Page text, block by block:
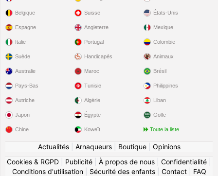
Belgique
Espagne
Italie
Suède
Suisse
Angleterre
Portugal
Handicapés
États-Unis
Mexique
Colombie
Animaux
Australie
Pays-Bas
Autriche
Japon
Chine
Maroc
Tunisie
Algérie
Égypte
Koweït
Brésil
Philippines
Liban
Golfe
Toute la liste
Actualités| Arnaqueurs| Boutique| Opinions
Cookies & RGPD
Publicité À propos de nous Confidentialité
Conditions d'utilisation| Sécurité des enfants| Contact| FAQ